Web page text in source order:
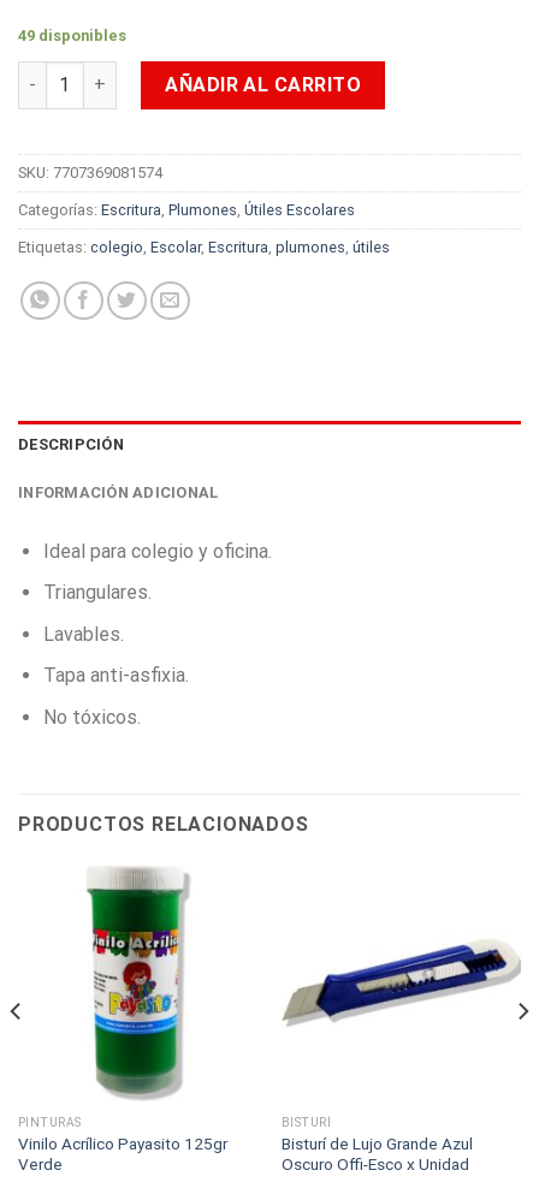
49 disponibles
Plumones Jumbo Offi-Esco x12 Lavables cantidad
AÑADIR AL CARRITO
SKU: 7707369081574
Categorías: Escritura Plumones Útiles Escolares
Etiquetas: colegio Escolar, Escritura plumones útiles
DESCRIPCIÓN
INFORMACIÓN ADICIONAL
Ideal para colegio y oficina.
Triangulares.
Lavables.
Tapa anti-asfixia.
No tóxicos.
PRODUCTOS RELACIONADOS
PINTURAS
Vinilo Acrílico Payasito 125gr
Verde
BISTURÍ
Bisturí de Lujo Grande Azul
Oscuro Offi-Esco x Unidad